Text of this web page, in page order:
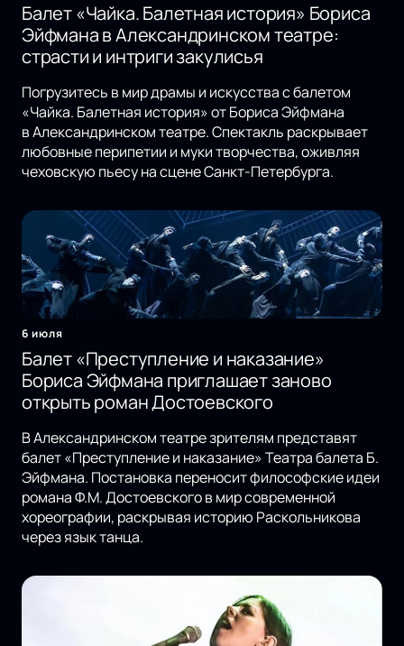
Балет «Чайка. Балетная история» Бориса
Эйфмана в Александринском театре:
страсти и интриги закулисья
Погрузитесь в мир драмы и искусства с балетом
«Чайка. Балетная история» от Бориса Эйфмана
в Александринском театре. Спектакль раскрывает
любовные перипетии и муки творчества, оживляя
чеховскую пьесу на сцене Санкт-Петербурга.
6 июля
Балет «Преступление и наказание»
Бориса Эйфмана приглашает заново
открыть роман Достоевского
В Александринском театре зрителям представят
балет «Преступление и наказание» Театра балета Б.
Эйфмана. Постановка переносит философские идеи
романа Ф.М. Достоевского в мир современной
хореографии, раскрывая историю Раскольникова
через язык танца.